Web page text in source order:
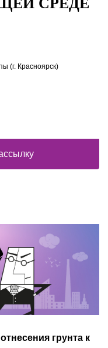
Español
грунта к
(г. Красноярск)